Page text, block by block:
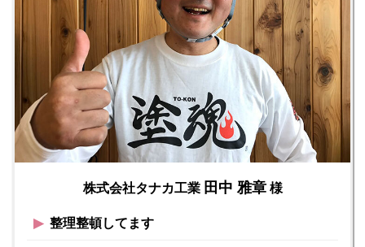
株式会社タナカ工業 田中 雅章様
▶︎ 整理整頓してます